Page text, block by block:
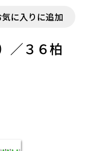
気に入りに追加
／３６柏